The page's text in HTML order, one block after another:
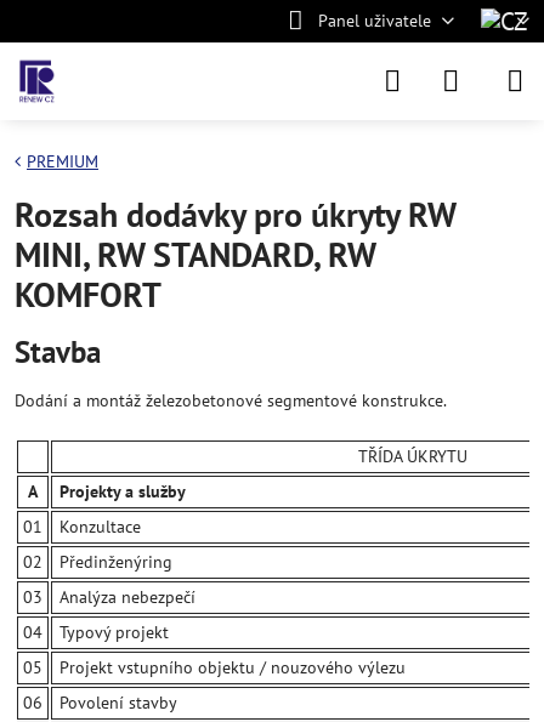
Panel uživatele
PREMIUM
Rozsah dodávky pro úkryty RW
MINI, RW STANDARD, RW
KOMFORT
Stavba
Dodání a montáž železobetonové segmentové konstrukce.
TŘÍDA ÚKRYTU
A
Projekty a služby
01
Konzultace
02
Předinženýring
03
Analýza nebezpečí
04
Typový projekt
05
Projekt vstupního objektu / nouzového výlezu
06
Povolení stavby